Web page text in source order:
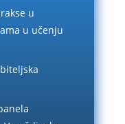
u
u učenju